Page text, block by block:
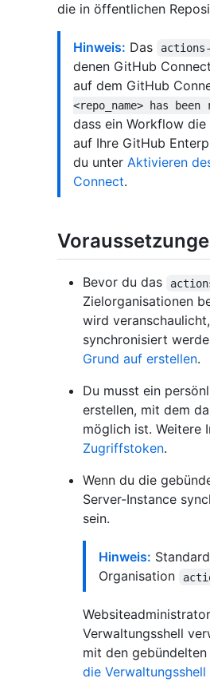
die in öffentlichen
Hinweis: Das
denen GitHub
auf dem GitHub
<repo_name> has
dass ein Workflow
auf Ihre GitHub
du unter Aktivieren
Connect.
Bevor du das
Zielorganisationen
wird
synchronisiert
Grund auf erstellen.
Du musst ein
erstellen, mit dem
möglich ist. Weitere
Zugriffstoken.
Wenn du die
Server-Instance
sein.
Hinweis:
Organisation
Verwaltungsshell
mit den
die